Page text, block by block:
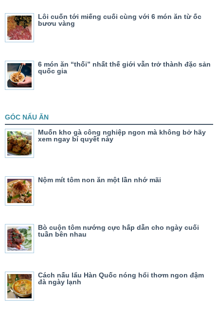
Lôi cuốn tới miếng cuối cùng với 6 món ăn từ ốc
bươu vàng
6 món ăn “thối” nhất thế giới vẫn trở thành đặc sản
quốc gia
GÓC NẤU ĂN
Muốn kho gà công nghiệp ngon mà không bở hãy
xem ngay bí quyết này
Nộm mít tôm non ăn một lần nhớ mãi
Bò cuộn tôm nướng cực hấp dẫn cho ngày cuối
tuần bên nhau
Cách nấu lẩu Hàn Quốc nóng hổi thơm ngon đậm
đà ngày lạnh